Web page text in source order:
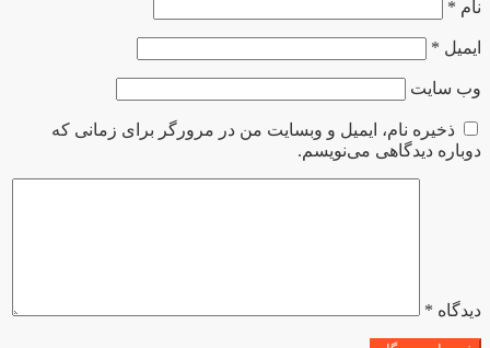
نام *
ایمیل *
وب‌ سایت
ذخیره نام، ایمیل و وبسایت من در مرورگر برای زمانی که
دوباره دیدگاهی می‌نویسم.
دیدگاه *